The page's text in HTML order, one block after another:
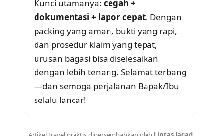
Kunci utamanya: cegah +
dokumentasi + lapor cepat. Dengan
packing yang aman, bukti yang rapi,
dan prosedur klaim yang tepat,
urusan bagasi bisa diselesaikan
dengan lebih tenang. Selamat terbang
—dan semoga perjalanan Bapak/Ibu
selalu lancar!